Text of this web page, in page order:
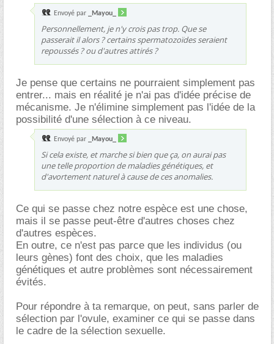
Envoyé par _Mayou_
Personnellement, je n'y crois pas trop. Que se
passerait il alors ? certains spermatozoïdes seraient
repoussés ? ou d'autres attirés ?
Je pense que certains ne pourraient simplement pas
entrer... mais en réalité je n'ai pas d'idée précise de
mécanisme. Je n'élimine simplement pas l'idée de la
possibilité d'une sélection à ce niveau.
Envoyé par _Mayou_
Si cela existe, et marche si bien que ça, on aurai pas
une telle proportion de maladies génétiques, et
d'avortement naturel à cause de ces anomalies.
Ce qui se passe chez notre espèce est une chose,
mais il se passe peut-être d'autres choses chez
d'autres espèces.
En outre, ce n'est pas parce que les individus (ou
leurs gènes) font des choix, que les maladies
génétiques et autre problèmes sont nécessairement
évités.
Pour répondre à ta remarque, on peut, sans parler de
sélection par l'ovule, examiner ce qui se passe dans
le cadre de la sélection sexuelle.